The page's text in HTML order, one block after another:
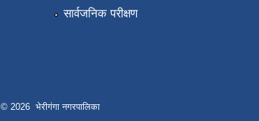
सार्वजनिक परीक्षण
© 2026 भेरीगंगा नगरपालिका